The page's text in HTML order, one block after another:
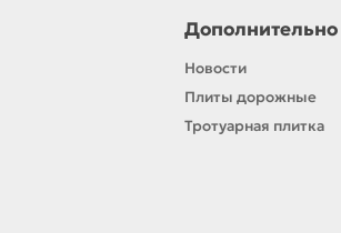
Дополнительно
Новости
Плиты дорожные
Тротуарная плитка